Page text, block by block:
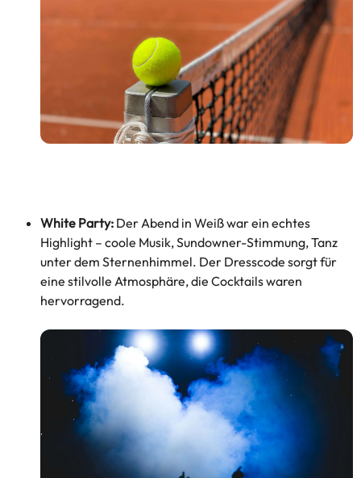
White Party: Der Abend in Weiß war ein echtes
Highlight – coole Musik, Sundowner-Stimmung, Tanz
unter dem Sternenhimmel. Der Dresscode sorgt für
eine stilvolle Atmosphäre, die Cocktails waren
hervorragend.